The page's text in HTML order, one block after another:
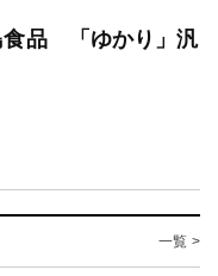
食品 「ゆかり」汎
一覧 >